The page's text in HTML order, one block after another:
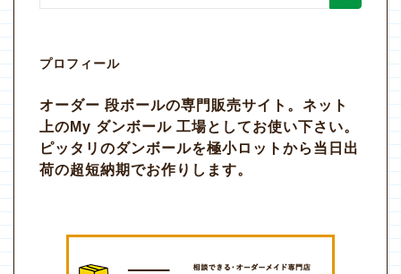
プロフィール
オーダー 段ボールの専門販売サイト。ネット
上のMy ダンボール 工場としてお使い下さい。
ピッタリのダンボールを極小ロットから当日出
荷の超短納期でお作りします。